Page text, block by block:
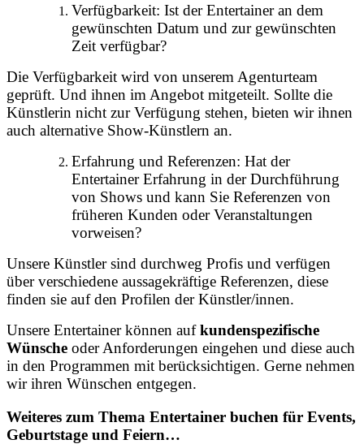
Verfügbarkeit: Ist der Entertainer an dem
gewünschten Datum und zur gewünschten
Zeit verfügbar?
Die Verfügbarkeit wird von unserem Agenturteam
geprüft. Und ihnen im Angebot mitgeteilt. Sollte die
Künstlerin nicht zur Verfügung stehen, bieten wir ihnen
auch alternative Show-Künstlern an.
Erfahrung und Referenzen: Hat der
Entertainer Erfahrung in der Durchführung
von Shows und kann Sie Referenzen von
früheren Kunden oder Veranstaltungen
vorweisen?
Unsere Künstler sind durchweg Profis und verfügen
über verschiedene aussagekräftige Referenzen, diese
finden sie auf den Profilen der Künstler/innen.
Unsere Entertainer können aufkundenspezifische
Wünsche oder Anforderungen eingehen und diese auch
in den Programmen mit berücksichtigen. Gerne nehmen
wir ihren Wünschen entgegen.
Weiteres zum Thema Entertainer buchen für Events,
Geburtstage und Feiern…